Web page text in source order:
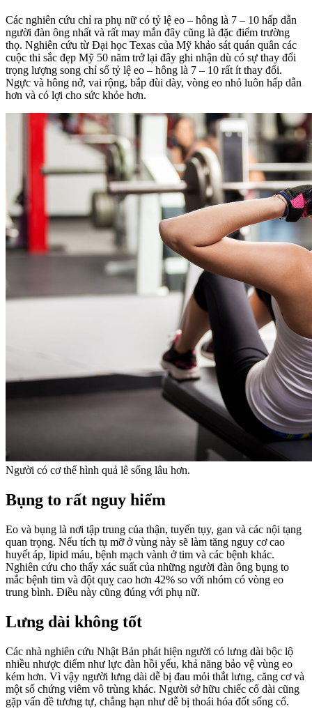
Các nghiên cứu chỉ ra phụ nữ có tỷ lệ eo – hông là 7 – 10 hấp dẫn
người đàn ông nhất và rất may mắn đây cũng là đặc điểm trường
thọ. Nghiên cứu từ Đại học Texas của Mỹ khảo sát quán quân các
cuộc thi sắc đẹp Mỹ 50 năm trở lại đây ghi nhận dù có sự thay đổi
trọng lượng song chỉ số tỷ lệ eo – hông là 7 – 10 rất ít thay đổi.
Ngực và hông nở, vai rộng, bắp đùi dày, vòng eo nhỏ luôn hấp dẫn
hơn và có lợi cho sức khỏe hơn.
Người có cơ thể hình quả lê sống lâu hơn.
Bụng to rất nguy hiểm
Eo và bụng là nơi tập trung của thận, tuyến tụy, gan và các nội tạng
quan trọng. Nếu tích tụ mỡ ở vùng này sẽ làm tăng nguy cơ cao
huyết áp, lipid máu, bệnh mạch vành ở tim và các bệnh khác.
Nghiên cứu cho thấy xác suất của những người đàn ông bụng to
mắc bệnh tim và đột quỵ cao hơn 42% so với nhóm có vòng eo
trung bình. Điều này cũng đúng với phụ nữ.
Lưng dài không tốt
Các nhà nghiên cứu Nhật Bản phát hiện người có lưng dài bộc lộ
nhiều nhược điểm như lực đàn hồi yếu, khả năng bảo vệ vùng eo
kém hơn. Vì vậy người lưng dài dễ bị đau mỏi thắt lưng, căng cơ và
một số chứng viêm vô trùng khác. Người sở hữu chiếc cổ dài cũng
gặp vấn đề tương tự, chẳng hạn như dễ bị thoái hóa đốt sống cổ.